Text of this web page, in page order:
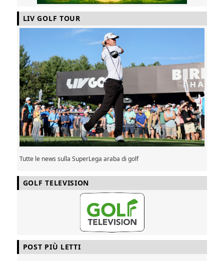
LIV GOLF TOUR
Tutte le news sulla SuperLega araba di golf
GOLF TELEVISION
POST PIÙ LETTI